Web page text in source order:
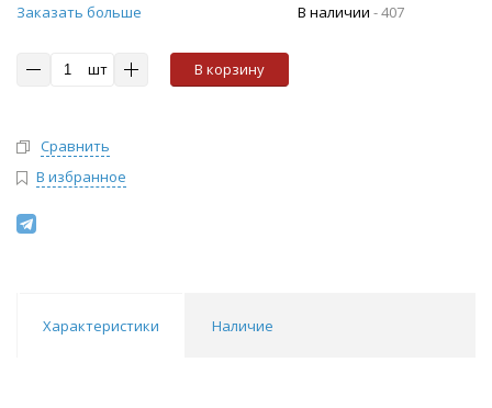
Заказать больше
шт В корзину
В наличии -407
Сравнить
В избранное
Характеристики Наличие